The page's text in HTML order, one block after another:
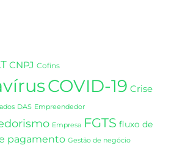
CNPJ Cofins
COVID-19 Crise
DAS Empreendedor
Empresa FGTS fluxo de
pagamento Gestão de negócio